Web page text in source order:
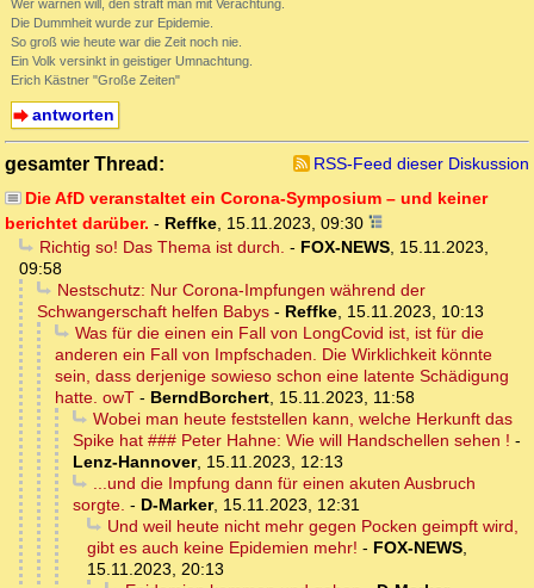
Wer warnen will, den straft man mit Verachtung.
Die Dummheit wurde zur Epidemie.
So groß wie heute war die Zeit noch nie.
Ein Volk versinkt in geistiger Umnachtung.
Erich Kästner "Große Zeiten"
antworten
gesamter Thread:
RSS-Feed dieser Diskussion
Die AfD veranstaltet ein Corona-Symposium – und keiner
berichtet darüber. - Reffke, 15.11.2023, 09:30
Richtig so! Das Thema ist durch. - FOX-NEWS, 15.11.2023,
09:58
Nestschutz: Nur Corona-Impfungen während der
Schwangerschaft helfen Babys - Reffke, 15.11.2023, 10:13
Was für die einen ein Fall von LongCovid ist, ist für die
anderen ein Fall von Impfschaden. Die Wirklichkeit könnte
sein, dass derjenige sowieso schon eine latente Schädigung
hatte. owT - BerndBorchert, 15.11.2023, 11:58
Wobei man heute feststellen kann, welche Herkunft das
Spike hat ### Peter Hahne: Wie will Handschellen sehen ! -
Lenz-Hannover, 15.11.2023, 12:13
...und die Impfung dann für einen akuten Ausbruch
sorgte. - D-Marker, 15.11.2023, 12:31
Und weil heute nicht mehr gegen Pocken geimpft wird,
gibt es auch keine Epidemien mehr! - FOX-NEWS,
15.11.2023, 20:13